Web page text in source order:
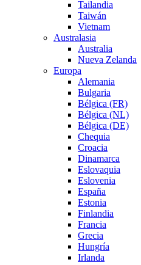
Tailandia
Taiwán
Vietnam
Australasia
Australia
Nueva Zelanda
Europa
Alemania
Bulgaria
Bélgica (FR)
Bélgica (NL)
Bélgica (DE)
Chequia
Croacia
Dinamarca
Eslovaquia
Eslovenia
España
Estonia
Finlandia
Francia
Grecia
Hungría
Irlanda